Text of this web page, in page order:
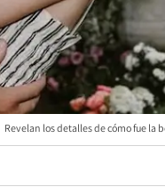
Revelan los detalles de cómo fue la